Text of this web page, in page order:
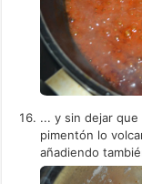
... y sin dejar
pimentón lo
añadiendo